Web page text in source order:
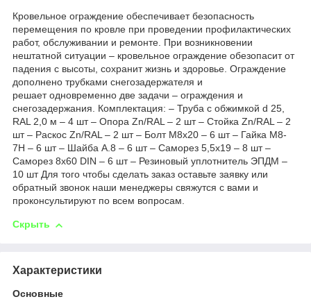
Кровельное ограждение обеспечивает безопасность
перемещения по кровле при проведении профилактических
работ, обслуживании и ремонте. При возникновении
нештатной ситуации – кровельное ограждение обезопасит от
падения с высоты, сохранит жизнь и здоровье. Ограждение
дополнено трубками снегозадержателя и
решает одновременно две задачи – ограждения и
снегозадержания. Комплектация: – Труба с обжимкой d 25,
RAL 2,0 м – 4 шт – Опора Zn/RAL – 2 шт – Стойка Zn/RAL – 2
шт – Раскос Zn/RAL – 2 шт – Болт М8х20 – 6 шт – Гайка М8-
7Н – 6 шт – Шайба А.8 – 6 шт – Саморез 5,5х19 – 8 шт –
Саморез 8х60 DIN – 6 шт – Резиновый уплотнитель ЭПДМ –
10 шт Для того чтобы сделать заказ оставьте заявку или
обратный звонок наши менеджеры свяжутся с вами и
проконсультируют по всем вопросам.
Скрыть
Характеристики
Основные